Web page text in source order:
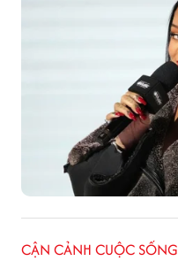
CẬN CẢNH CUỘC SỐNG